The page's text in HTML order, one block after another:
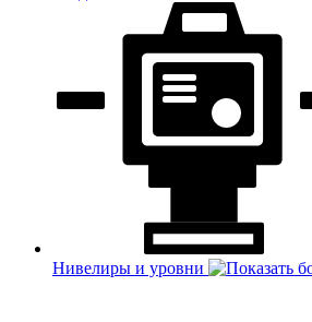
Нивелиры и уровни